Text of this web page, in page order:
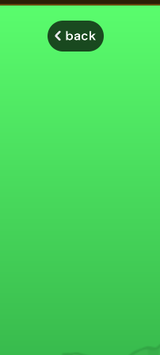
モンスターストライク モンストディクショ